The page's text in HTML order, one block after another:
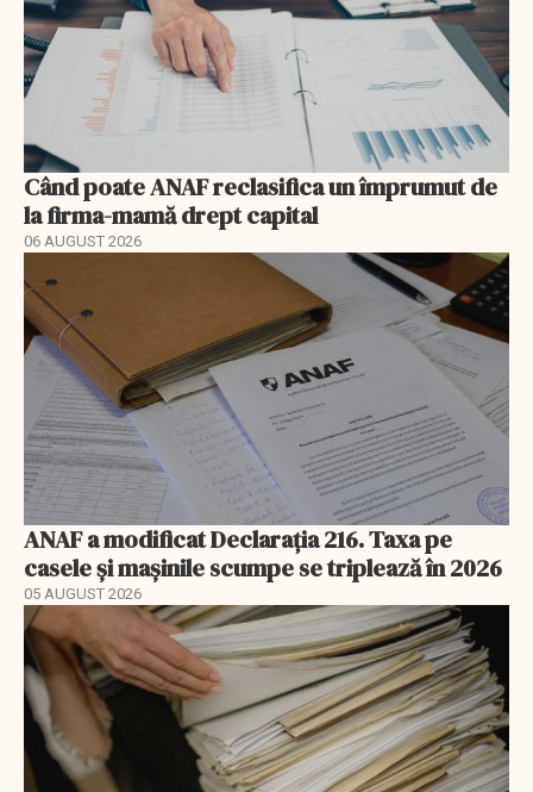
Când poate ANAF reclasifica un împrumut de
la firma-mamă drept capital
06 AUGUST 2026
ANAF a modificat Declarația 216. Taxa pe
casele și mașinile scumpe se triplează în 2026
05 AUGUST 2026